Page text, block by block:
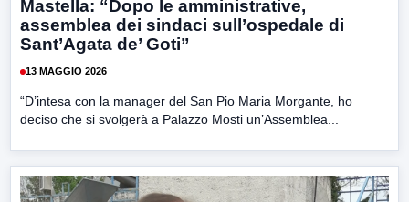
Mastella: “Dopo le amministrative,
assemblea dei sindaci sull’ospedale di
Sant’Agata de’ Goti”
13 MAGGIO 2026
“D’intesa con la manager del San Pio Maria Morgante, ho
deciso che si svolgerà a Palazzo Mosti un’Assemblea...